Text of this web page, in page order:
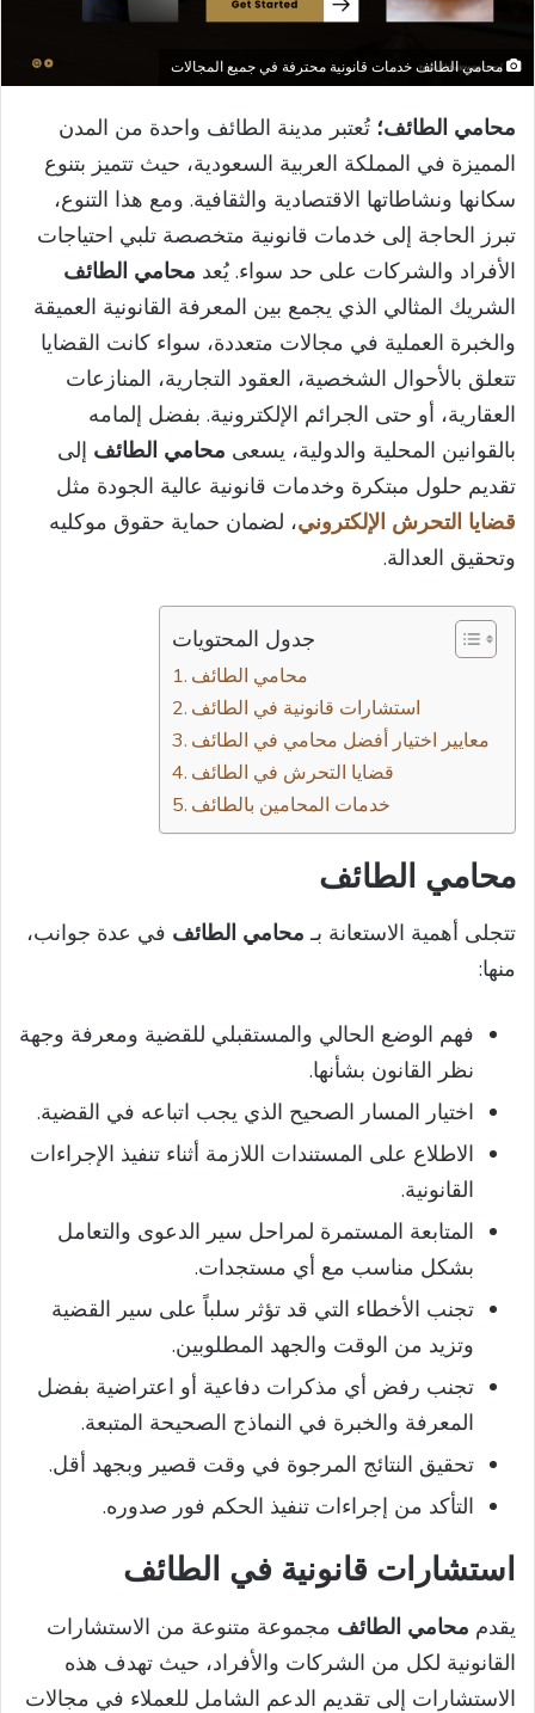
محامي الطائف خدمات قانونية محترفة في جميع المجالات
محامي الطائف؛ تُعتبر مدينة الطائف واحدة من المدن
المميزة في المملكة العربية السعودية، حيث تتميز بتنوع
سكانها ونشاطاتها الاقتصادية والثقافية. ومع هذا التنوع،
تبرز الحاجة إلى خدمات قانونية متخصصة تلبي احتياجات
الأفراد والشركات على حد سواء. يُعد محامي الطائف
الشريك المثالي الذي يجمع بين المعرفة القانونية العميقة
والخبرة العملية في مجالات متعددة، سواء كانت القضايا
تتعلق بالأحوال الشخصية، العقود التجارية، المنازعات
العقارية، أو حتى الجرائم الإلكترونية. بفضل إلمامه
بالقوانين المحلية والدولية، يسعى محامي الطائف إلى
تقديم حلول مبتكرة وخدمات قانونية عالية الجودة مثل
قضايا التحرش الإلكتروني، لضمان حماية حقوق موكليه
وتحقيق العدالة.
جدول المحتويات
محامي الطائف
استشارات قانونية في الطائف
معايير اختيار أفضل محامي في الطائف
قضايا التحرش في الطائف
خدمات المحامين بالطائف
محامي الطائف
تتجلى أهمية الاستعانة بـ محامي الطائف في عدة جوانب،
منها:
فهم الوضع الحالي والمستقبلي للقضية ومعرفة وجهة
نظر القانون بشأنها.
اختيار المسار الصحيح الذي يجب اتباعه في القضية.
الاطلاع على المستندات اللازمة أثناء تنفيذ الإجراءات
القانونية.
المتابعة المستمرة لمراحل سير الدعوى والتعامل
بشكل مناسب مع أي مستجدات.
تجنب الأخطاء التي قد تؤثر سلباً على سير القضية
وتزيد من الوقت والجهد المطلوبين.
تجنب رفض أي مذكرات دفاعية أو اعتراضية بفضل
المعرفة والخبرة في النماذج الصحيحة المتبعة.
تحقيق النتائج المرجوة في وقت قصير وبجهد أقل.
التأكد من إجراءات تنفيذ الحكم فور صدوره.
استشارات قانونية في الطائف
يقدم محامي الطائف مجموعة متنوعة من الاستشارات
القانونية لكل من الشركات والأفراد، حيث تهدف هذه
الاستشارات إلى تقديم الدعم الشامل للعملاء في مجالات